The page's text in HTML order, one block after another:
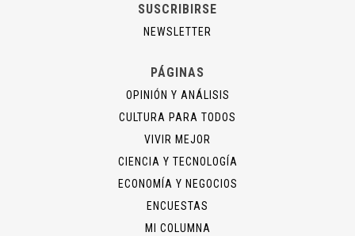
SUSCRIBIRSE
NEWSLETTER
PÁGINAS
OPINIÓN Y ANÁLISIS
CULTURA PARA TODOS
VIVIR MEJOR
CIENCIA Y TECNOLOGÍA
ECONOMÍA Y NEGOCIOS
ENCUESTAS
MI COLUMNA